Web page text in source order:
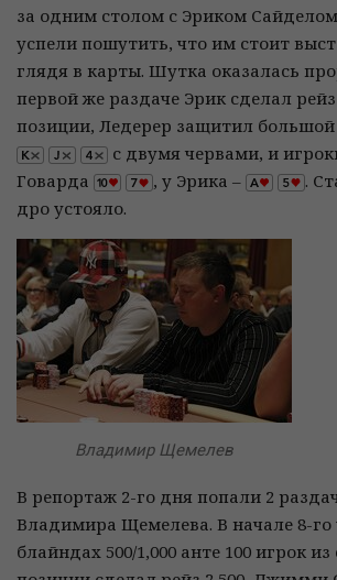
за одним столом с Эриком
успели пошутить, что им стоит
глядя в карты. Шутка оказалась
первой же раздаче Эрик сделал
позиции, Ледерер защитил
с двумя червами, и
Говарда
, у Эрика –
.
дро устояло.
Владимир Щемелев
В репортаж 2-го дня попали 2
Владимира Щемелева. В начале 8-го
блайндах 500/1,000 анте 100 игрок